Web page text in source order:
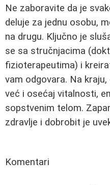
Ne zaboravite da je
deluje za jednu osobu,
na drugu. Ključno je
se sa stručnjacima
fizioterapeutima) i
vam odgovara. Na
već i osećaj vitalnosti,
sopstvenim telom.
zdravlje i dobrobit je
Komentari